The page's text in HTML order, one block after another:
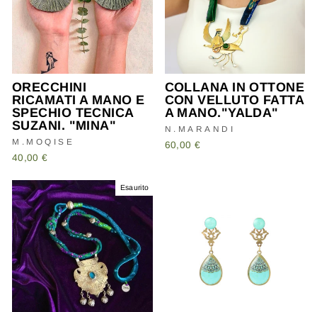
ORECCHINI
RICAMATI A MANO E
SPECHIO TECNICA
SUZANI. "MINA"
M.MOQISE
40,00 €
COLLANA IN OTTONE
CON VELLUTO FATTA
A MANO."YALDA"
N.MARANDI
60,00 €
Esaurito